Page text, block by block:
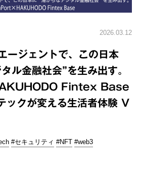
2026.03.12
ージェントで、この日本
ル金融社会”を生み出す。
Fintex Base
ックが変える生活者体験 V
#セキュリティ #NFT #web3